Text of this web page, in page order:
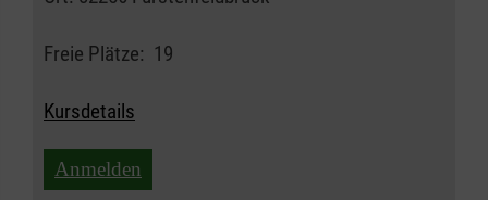
Freie Plätze: 19
Kursdetails
Anmelden